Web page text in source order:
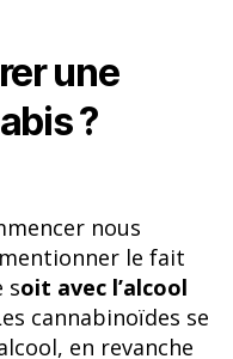
une
?
nous
le fait
soit avec l’alcool
cannabinoïdes se
en revanche